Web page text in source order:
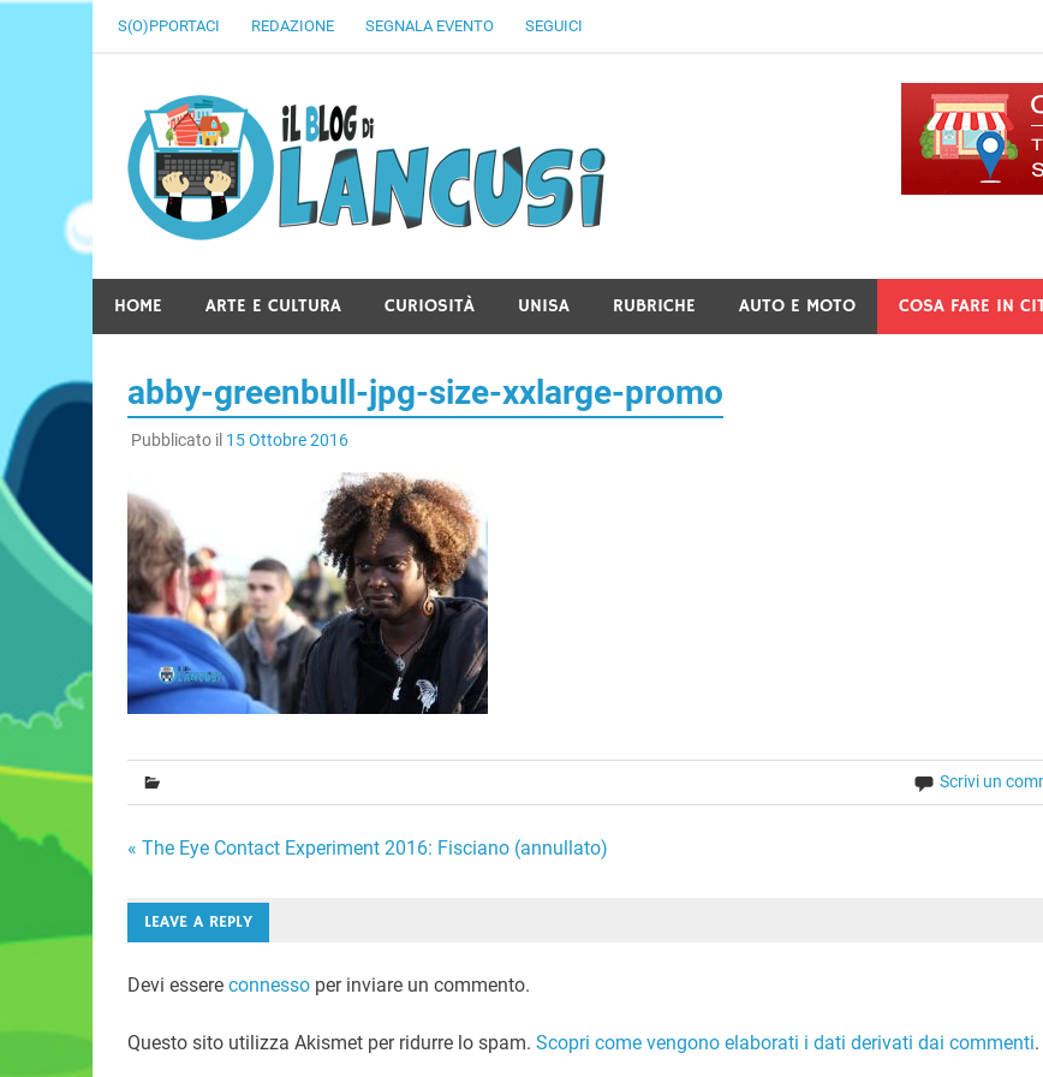
S(O)PPORTACI REDAZIONE SEGNALA EVENTO SEGUICI
Il Blog Di Lancusi
HOME ARTE E CULTURA CURIOSITÀ UNISA RUBRICHE AUTO E MOTO COSA FARE IN
abby-greenbull-jpg-size-xxlarge-promo
Pubblicato il 15 Ottobre 2016
Scrivi un
Navigazione
articoli
« The Eye Contact Experiment 2016: Fisciano (annullato)
LEAVE A REPLY
Devi essere connessoper inviare un commento.
Questo sito utilizza Akismet per ridurre lo spam. Scopri come vengono elaborati i dati derivati dai commenti.